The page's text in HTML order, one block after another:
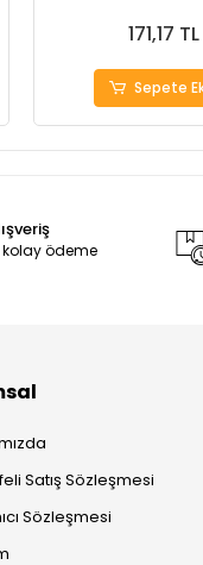
171,17 TL
Sepete
kolay ödeme
Satış Sözleşmesi
Sözleşmesi